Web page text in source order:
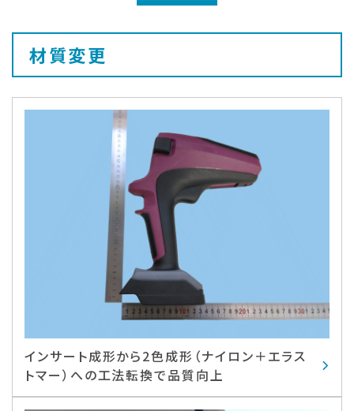
材質変更
インサート成形から2色成形（ナイロン＋エラス
トマー）への工法転換で品質向上